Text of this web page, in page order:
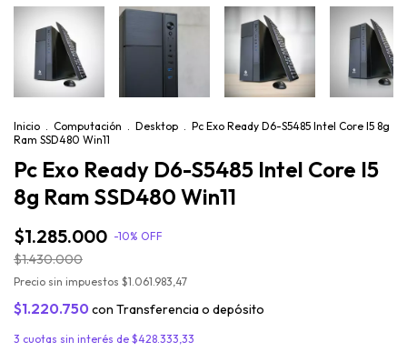
Inicio . Computación . Desktop . Pc Exo Ready D6-S5485 Intel Core I5 8g
Ram SSD480 Win11
Pc Exo Ready D6-S5485 Intel Core I5
8g Ram SSD480 Win11
$1.285.000 -10% OFF
$1.430.000
Precio sin impuestos $1.061.983,47
$1.220.750 con Transferencia o depósito
3 cuotas sin interés de $428.333,33